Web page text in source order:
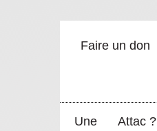
Faire un don
Une Attac ?